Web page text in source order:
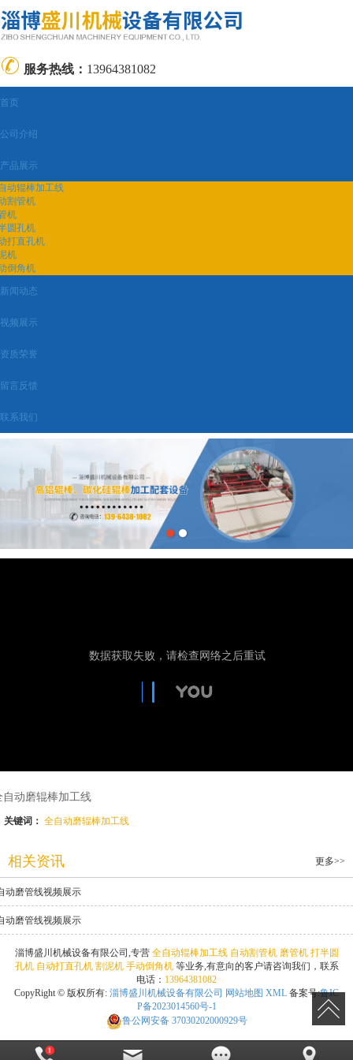
服务热线： 13964381082
首页
公司介绍
产品展示
动辊棒加工线
割管机
机
圆孔机
打直孔机
机
倒角机
新闻动态
视频展示
资质荣誉
留言反馈
联系我们
自动磨辊棒加工线
关键词： 全自动磨辊棒加工线
相关资讯 更多>>
动磨管线视频展示
动磨管线视频展示
淄博盛川机械设备有限公司,专营 全自动辊棒加工线 自动割管机 磨管机 打半圆
孔机 自动打直孔机 割泥机 手动倒角机等业务,有意向的客户请咨询我们，联系
电话： 13964381082
CopyRight © 版权所有: 淄博盛川机械设备有限公司 网站地图 XML 备案号:鲁IC
P备2023014560号-1
鲁公网安备37030202000929号